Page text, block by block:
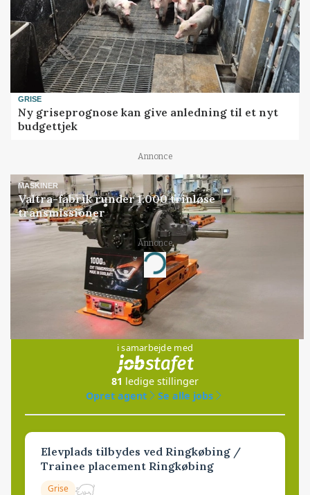
GRISE
Ny griseprognose kan give anledning til et nyt
budgettjek
Annonce
MASKINER
Valtra-fabrik runder 1.000 trinløse
transmissioner
Annonce
Loading...
Jobs
i samarbejde med
81 ledige stillinger
Opret agent
Se alle jobs
Elevplads tilbydes ved Ringkøbing /
Trainee placement Ringkøbing
Grise